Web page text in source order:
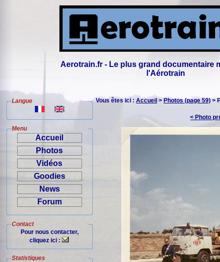
Aerotrain.fr - Le plus grand documentaire
l'Aérotrain
Langue
Menu
Accueil
Photos
Vidéos
Goodies
News
Forum
Contact
Pour nous contacter,
cliquez ici :
Statistiques
Vous êtes ici : Accueil > Photos (page 59) >
< Photo